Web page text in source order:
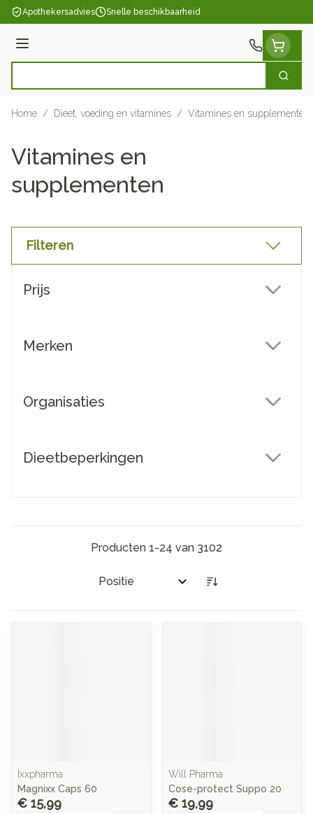
Ga naar de inhoud
Apothekersadvies Snelle beschikbaarheid
Menu
Zoek
Home / Dieet, voeding en vitamines / Vitamines en supplementen
Vitamines en
supplementen
Filteren
Prijs
Merken
Organisaties
Dieetbeperkingen
Producten 1-24 van 3102
Sorteer op:
Ixxpharma
Magnixx Caps 60
€ 15,99
Will Pharma
Cose-protect Suppo 20
€ 19,99